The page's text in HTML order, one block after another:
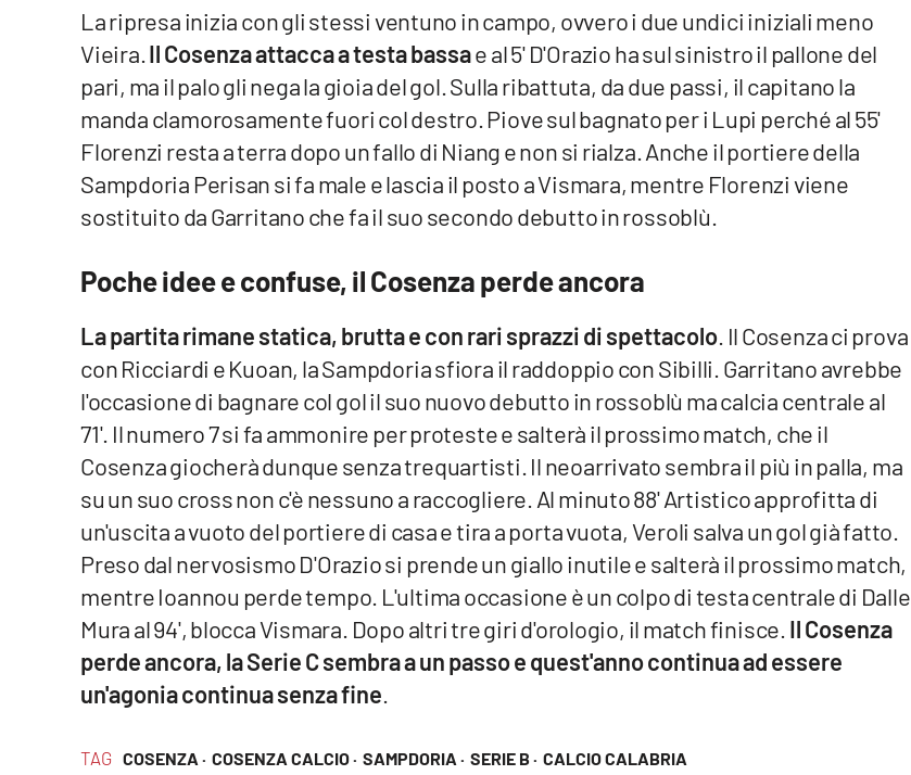
Lacitymag.it
Catanzarochannel.it
Vai
TAG COSENZA · COSENZA CALCIO · SAMPDORIA · SERIE B · CALCIO CALABRIA
La ripresa inizia con gli stessi ventuno in campo, ovvero i due undici iniziali meno
Vieira. Il Cosenza attacca a testa bassae al 5' D'Orazio ha sul sinistro il pallone del
pari, ma il palo gli nega la gioia del gol. Sulla ribattuta, da due passi, il capitano la
manda clamorosamente fuori col destro. Piove sul bagnato per i Lupi perché al 55'
Florenzi resta a terra dopo un fallo di Niang e non si rialza. Anche il portiere della
Sampdoria Perisan si fa male e lascia il posto a Vismara, mentre Florenzi viene
sostituito da Garritano che fa il suo secondo debutto in rossoblù.
Poche idee e confuse, il Cosenza perde ancora
La partita rimane statica, brutta e con rari sprazzi di spettacolo . Il Cosenza ci prova
con Ricciardi e Kuoan, la Sampdoria sfiora il raddoppio con Sibilli. Garritano avrebbe
l'occasione di bagnare col gol il suo nuovo debutto in rossoblù ma calcia centrale al
71'. Il numero 7 si fa ammonire per proteste e salterà il prossimo match, che il
Cosenza giocherà dunque senza trequartisti. Il neoarrivato sembra il più in palla, ma
su un suo cross non c'è nessuno a raccogliere. Al minuto 88' Artistico approfitta di
un'uscita a vuoto del portiere di casa e tira a porta vuota, Veroli salva un gol già fatto.
Preso dal nervosismo D'Orazio si prende un giallo inutile e salterà il prossimo match,
mentre Ioannou perde tempo. L'ultima occasione è un colpo di testa centrale di Dalle
Mura al 94', blocca Vismara. Dopo altri tre giri d'orologio, il match finisce. Il Cosenza
perde ancora, la Serie C sembra a un passo e quest'anno continua ad essere
un'agonia continua senza fine